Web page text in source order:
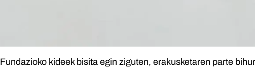
Fundazioko kideek bisita egin ziguten, erakusketaren parte